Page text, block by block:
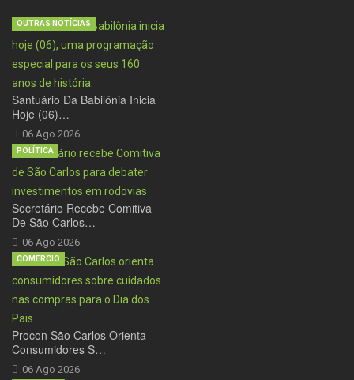
Santuário Da Babilônia Inicia
Hoje (06)…
06 Ago 2026
OUTRAS NOTÍCIAS
Secretário Recebe Comitiva
De São Carlos…
06 Ago 2026
POLÍTICA
Procon São Carlos Orienta
Consumidores S…
06 Ago 2026
COMÉRCIO